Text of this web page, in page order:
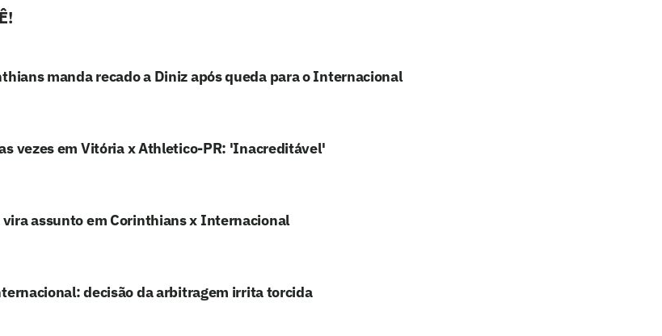
manda recado a Diniz após queda para o Internacional
vezes em Vitória x Athletico-PR: 'Inacreditável'
vira assunto em Corinthians x Internacional
decisão da arbitragem irrita torcida